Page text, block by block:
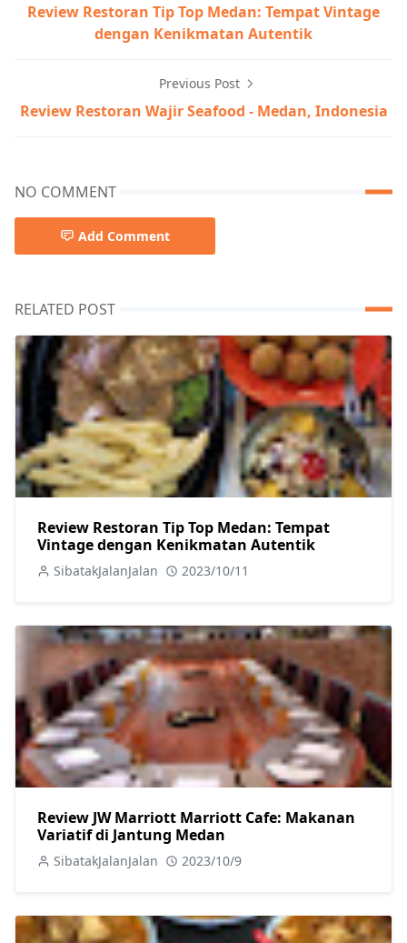
Review Restoran Tip Top Medan: Tempat Vintage
dengan Kenikmatan Autentik
Previous Post
Review Restoran Wajir Seafood - Medan, Indonesia
NO COMMENT
Add Comment
RELATED POST
Review Restoran Tip Top Medan: Tempat
Vintage dengan Kenikmatan Autentik
SibatakJalanJalan 2023/10/11
Review JW Marriott Marriott Cafe: Makanan
Variatif di Jantung Medan
SibatakJalanJalan 2023/10/9